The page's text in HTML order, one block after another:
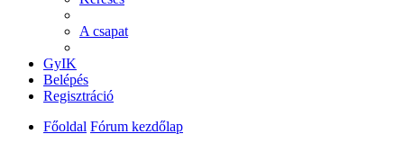
A csapat
GyIK
Belépés
Regisztráció
Főoldal Fórum kezdőlap